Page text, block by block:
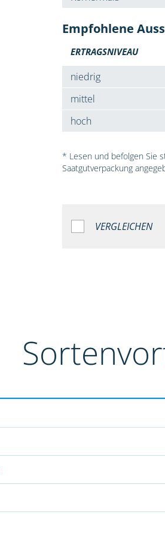
Empfohlene
ERTRAGSNIVEAU
niedrig
mittel
hoch
* Lesen und befolgen Sie
Saatgutverpackung
VERGLEICHEN